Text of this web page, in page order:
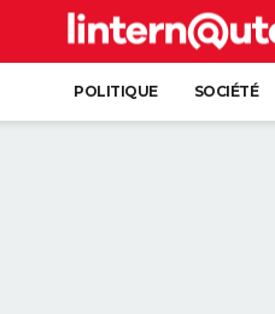
POLITIQUE SOCIÉTÉ